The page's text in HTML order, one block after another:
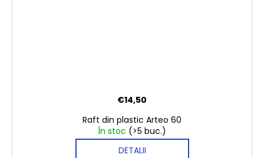
Raft din plastic Arteo 60
În stoc (>5 buc.)
€14,50
DETALII